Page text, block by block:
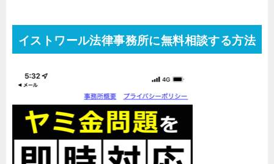
イストワール法律事務所に無料相談する方法